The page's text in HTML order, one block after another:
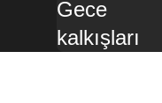
Gece
kalkışları